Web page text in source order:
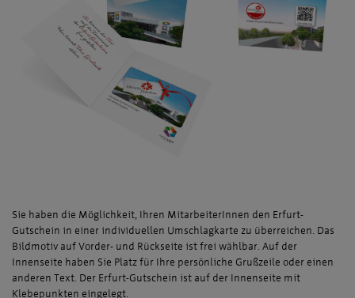
Sie haben die Möglichkeit, Ihren MitarbeiterInnen den Erfurt-
Gutschein in einer individuellen Umschlagkarte zu überreichen. Das
Bildmotiv auf Vorder- und Rückseite ist frei wählbar. Auf der
Innenseite haben Sie Platz für Ihre persönliche Grußzeile oder einen
anderen Text. Der Erfurt-Gutschein ist auf der Innenseite mit
Klebepunkten eingelegt.